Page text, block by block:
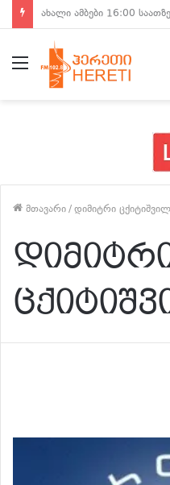
ახალი ამბები 15:00 საათზე
მენიუ
მთავარი/დიმიტრი